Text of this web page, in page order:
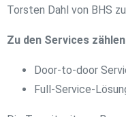
Torsten Dahl von BHS
Zu den Services
Door-to-door
Full-Service-